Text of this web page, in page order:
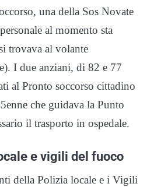
una della Sos Novate
al momento sta
trovava al volante
I due anziani, di 82 e 77
al Pronto soccorso cittadino
che guidava la Punto
il trasporto in ospedale.
e vigili del fuoco
della Polizia locale e i Vigili